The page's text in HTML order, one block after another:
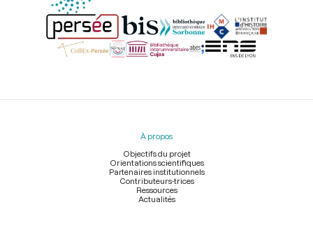
Menu
À propos
Objectifs du projet
Orientations scientifiques
Partenaires institutionnels
Contributeurs-trices
Ressources
Actualités